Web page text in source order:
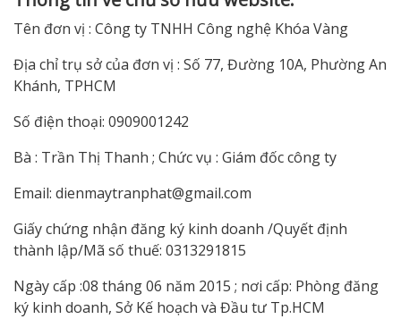
Tên đơn vị : Công ty TNHH Công nghệ Khóa Vàng
Địa chỉ trụ sở của đơn vị : Số 77, Đường 10A, Phường An
Khánh, TPHCM
Số điện thoại: 0909001242
Bà : Trần Thị Thanh ; Chức vụ : Giám đốc công ty
Email: dienmaytranphat@gmail.com
Giấy chứng nhận đăng ký kinh doanh /Quyết định
thành lập/Mã số thuế: 0313291815
Ngày cấp :08 tháng 06 năm 2015 ; nơi cấp: Phòng đăng
ký kinh doanh, Sở Kế hoạch và Đầu tư Tp.HCM